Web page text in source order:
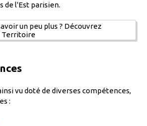
de l'Est parisien.
un peu plus ? Découvrez
Territoire
vu doté de diverses compétences,
: